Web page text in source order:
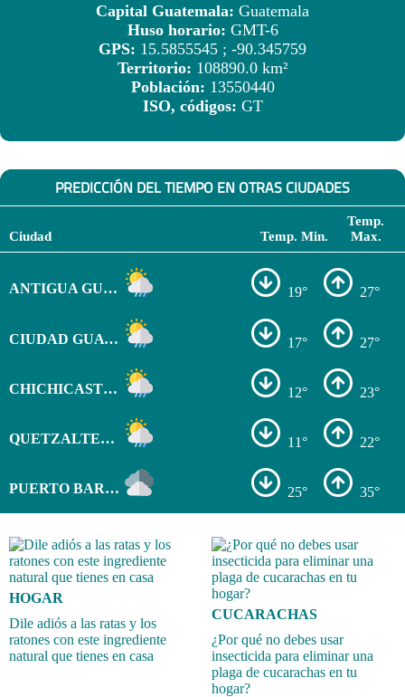
Capital Guatemala: Guatemala
Huso horario: GMT-6
GPS: 15.5855545 ; -90.345759
Territorio: 108890.0 km²
Población: 13550440
ISO, códigos: GT
PREDICCIÓN DEL TIEMPO EN OTRAS CIUDADES
Ciudad Temp. Min.
Temp.
Max.
ANTIGUA GUATEMALA 19° 27°
CIUDAD GUATEMALA 17° 27°
CHICHICASTENANGO 12° 23°
QUETZALTENANGO 11° 22°
PUERTO BARRIOS 25° 35°
HOGAR
Dile adiós a las ratas y los
ratones con este ingrediente
natural que tienes en casa
CUCARACHAS
¿Por qué no debes usar
insecticida para eliminar una
plaga de cucarachas en tu
hogar?